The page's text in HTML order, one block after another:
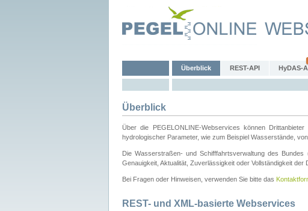
Überblick REST-API HyDAS-
Überblick
Über die PEGELONLINE-Webservices können
hydrologischer Parameter, wie zum Beispiel Wasserstände,
Die Wasserstraßen- und Schifffahrtsverwaltung des
Genauigkeit, Aktualität, Zuverlässigkeit oder Vollständigkeit
Bei Fragen oder Hinweisen, verwenden Sie bitte das
REST- und XML-basierte Webservices